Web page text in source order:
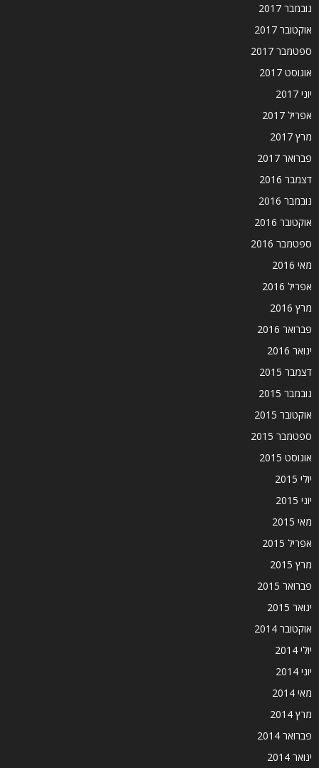
נובמבר 2017
אוקטובר 2017
ספטמבר 2017
אוגוסט 2017
יוני 2017
אפריל 2017
מרץ 2017
פברואר 2017
דצמבר 2016
נובמבר 2016
אוקטובר 2016
ספטמבר 2016
מאי 2016
אפריל 2016
מרץ 2016
פברואר 2016
ינואר 2016
דצמבר 2015
נובמבר 2015
אוקטובר 2015
ספטמבר 2015
אוגוסט 2015
יולי 2015
יוני 2015
מאי 2015
אפריל 2015
מרץ 2015
פברואר 2015
ינואר 2015
אוקטובר 2014
יולי 2014
יוני 2014
מאי 2014
מרץ 2014
פברואר 2014
ינואר 2014